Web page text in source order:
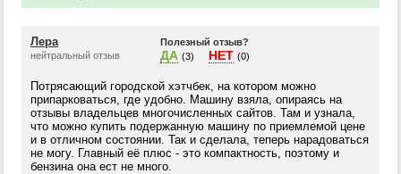
Лера
нейтральный отзыв
Полезный отзыв?
ДА (3) НЕТ (0)
Потрясающий городской хэтчбек, на котором можно
припарковаться, где удобно. Машину взяла, опираясь на
отзывы владельцев многочисленных сайтов. Там и узнала,
что можно купить подержанную машину по приемлемой цене
и в отличном состоянии. Так и сделала, теперь нарадоваться
не могу. Главный её плюс - это компактность, поэтому и
бензина она ест не много.